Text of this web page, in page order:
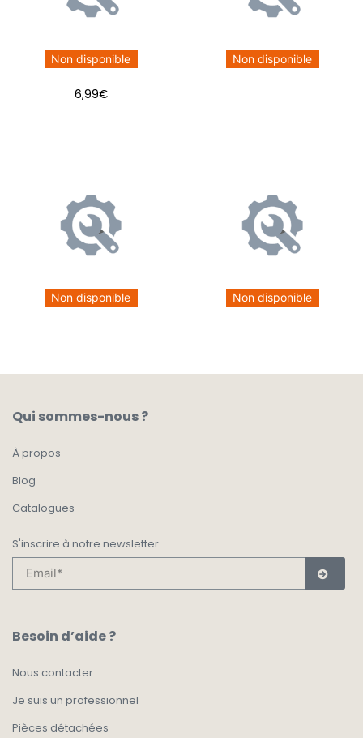
Non disponible
6,99€
Non disponible
Non disponible Non disponible
Qui sommes-nous ?
À propos
Blog
Catalogues
S'inscrire à notre newsletter
Besoin d’aide ?
Nous contacter
Je suis un professionnel
Pièces détachées